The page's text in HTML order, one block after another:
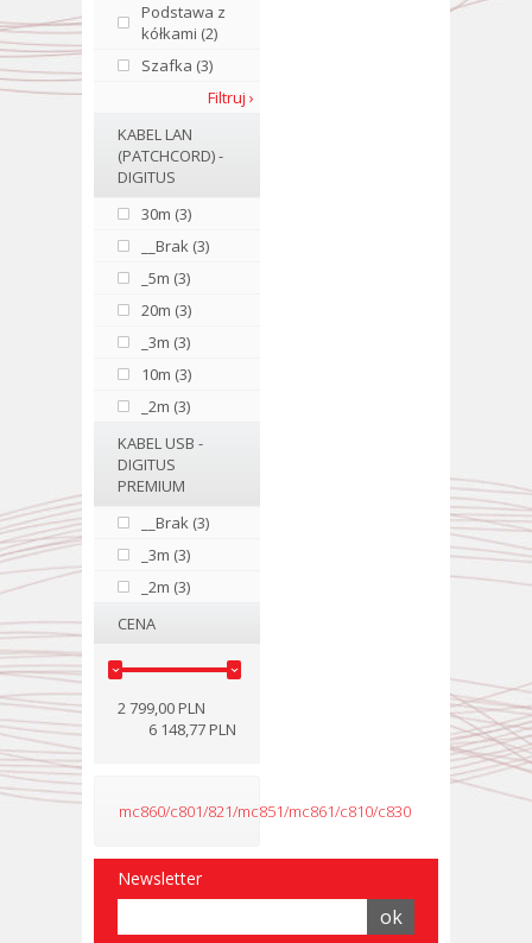
Podstawa z
kółkami (2)
Szafka (3)
Filtruj ›
KABEL LAN
(PATCHCORD) -
DIGITUS
30m (3)
__Brak (3)
_5m (3)
20m (3)
_3m (3)
10m (3)
_2m (3)
KABEL USB -
DIGITUS
PREMIUM
__Brak (3)
_3m (3)
_2m (3)
CENA
2 799,00 PLN
6 148,77 PLN
mc860/c801/821/mc851/mc861/c810/c830
Newsletter